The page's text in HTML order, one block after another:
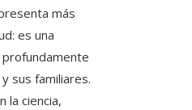
más
es una
sus familiares.
la ciencia,